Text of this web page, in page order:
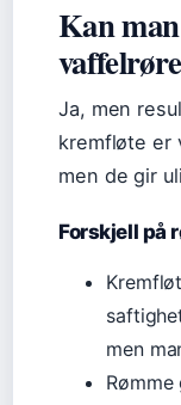
Kan
Ja, men
kremfløte er
men de gir
Forskjell på
men